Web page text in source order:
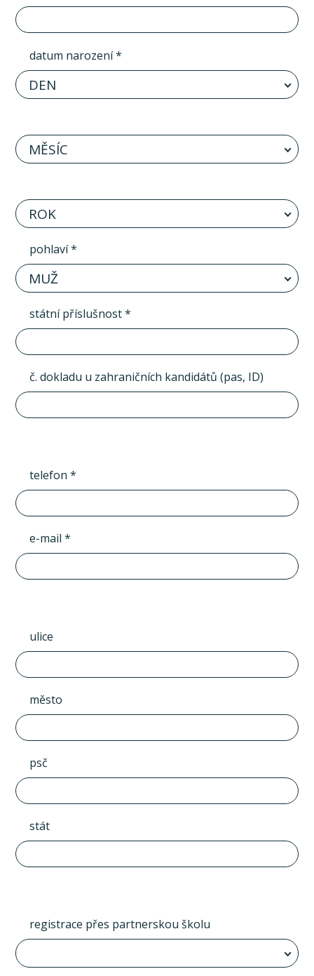
datum narození *
DEN
MĚSÍC
ROK
pohlaví *
MUŽ
státní příslušnost *
č. dokladu u zahraničních kandidátů (pas, ID)
telefon *
e-mail *
ulice
město
psč
stát
registrace přes partnerskou školu